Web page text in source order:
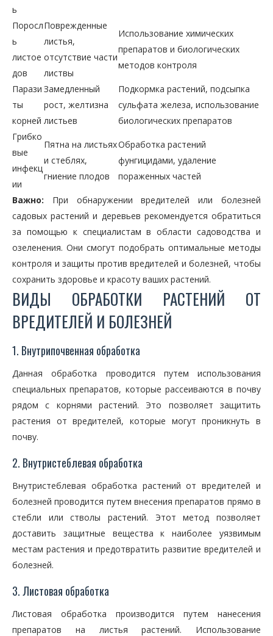
ь
Поросл
ь
листое
дов
Поврежденные
листья,
отсутствие части
листвы
Использование химических
препаратов и биологических
методов контроля
Парази
ты
корней
Замедленный
рост, желтизна
листьев
Подкормка растений, подсыпка
сульфата железа, использование
биологических препаратов
Грибко
вые
инфекц
ии
Пятна на листьях
и стеблях,
гниение плодов
Обработка растений
фунгицидами, удаление
пораженных частей
Важно: При обнаружении вредителей или болезней
садовых растений и деревьев рекомендуется обратиться
за помощью к специалистам в области садоводства и
озеленения. Они смогут подобрать оптимальные методы
контроля и защиты против вредителей и болезней, чтобы
сохранить здоровье и красоту ваших растений.
ВИДЫ ОБРАБОТКИ РАСТЕНИЙ ОТ
ВРЕДИТЕЛЕЙ И БОЛЕЗНЕЙ
1. Внутрипочвенная обработка
Данная обработка проводится путем использования
специальных препаратов, которые рассеиваются в почву
рядом с корнями растений. Это позволяет защитить
растения от вредителей, которые могут проникнуть в
почву.
2. Внутристеблевая обработка
Внутристеблевая обработка растений от вредителей и
болезней проводится путем внесения препаратов прямо в
стебли или стволы растений. Этот метод позволяет
доставить защитные вещества к наиболее уязвимым
местам растения и предотвратить развитие вредителей и
болезней.
3. Листовая обработка
Листовая обработка производится путем нанесения
препаратов на листья растений. Использование